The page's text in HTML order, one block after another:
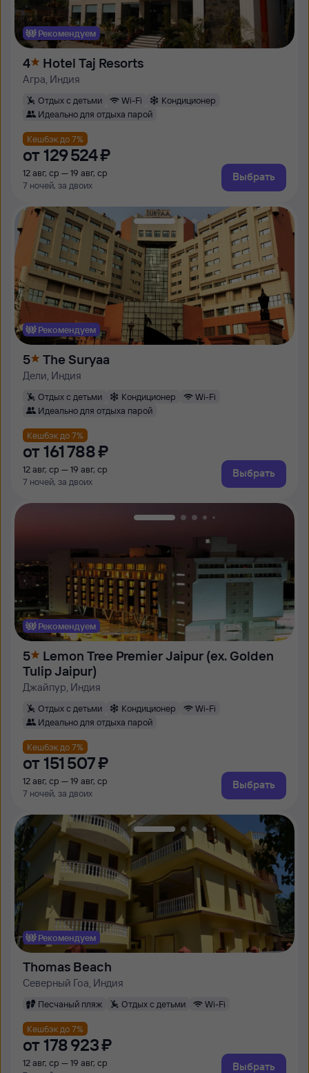
Рекомендуем
4 Hotel Taj Resorts
Агра, Индия
Отдых с детьми Wi-Fi
Кондиционер
Идеально для отдыха парой
Кешбэк до 7%
от 129 ⁠524 ⁠₽
12 авг, ср — 19 авг, ср
7 ночей, за двоих
Выбрать
Рекомендуем
5 The Suryaa
Дели, Индия
Отдых с детьми Кондиционер
Wi-Fi
Идеально для отдыха парой
Кешбэк до 7%
от 161 ⁠788 ⁠₽
12 авг, ср — 19 авг, ср
7 ночей, за двоих
Выбрать
Рекомендуем
5
Lemon Tree Premier Jaipur (ex. Golden
Tulip Jaipur)
Джайпур, Индия
Отдых с детьми Кондиционер
Wi-Fi
Идеально для отдыха парой
Кешбэк до 7%
от 151 ⁠507 ⁠₽
12 авг, ср — 19 авг, ср
7 ночей, за двоих
Выбрать
Рекомендуем
Thomas Beach
Северный Гоа, Индия
Песчаный пляж Отдых с детьми Wi-Fi
Кешбэк до 7%
от 178 ⁠923 ⁠₽
12 авг, ср — 19 авг, ср
Выбрать